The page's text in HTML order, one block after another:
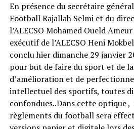
En présence du secrétaire
Football Rajallah Selmi et du
l’ALECSO Mohamed Oueld
exécutif de l’ALECSO Heni
conclu hier dimanche 29 janvier
pour but de faire du sport et de
d’amélioration et de
intellectuel des sportifs, toutes
confondues..Dans cette optique
règlements du football sera